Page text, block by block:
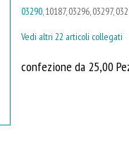
03290, 10187, 03296, 03297,
Vedi altri 22 articoli collegati
confezione da 25,00